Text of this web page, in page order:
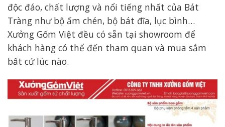
độc đáo, chất lượng và nổi tiếng nhất của Bát
Tràng như bộ ấm chén, bộ bát đĩa, lục bình…
Xưởng Gốm Việt đều có sẵn tại showroom để
khách hàng có thể đến tham quan và mua sắm
bất cứ lúc nào.